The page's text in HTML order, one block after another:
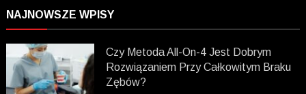
NAJNOWSZE WPISY
Czy Metoda All-On-4 Jest Dobrym
Rozwiązaniem Przy Całkowitym Braku
Zębów?